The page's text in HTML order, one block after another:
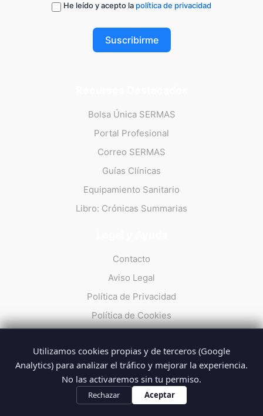
He leído y acepto la política de privacidad
Suscribirme
Bolsa Única SERMAS
Portal Profesional
Correo SERMAS
Guías Clínicas
Equipamiento Sanitario
Libro: Crónicas Summarias
Contacto
Aviso Legal
Política de Privacidad
Política de Cookies
© 2026 Summarios · La web no oficial de los profesionales del
SUMMA 112
Utilizamos cookies propias y de terceros (Google
Analytics) para analizar el tráfico y mejorar la experiencia.
No las activaremos sin tu permiso.
Rechazar Aceptar